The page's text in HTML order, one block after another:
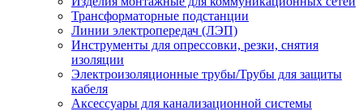
Трансформаторные подстанции
Линии электропередач (ЛЭП)
Инструменты для опрессовки, резки, снятия
изоляции
Электроизоляционные трубы/Трубы для защиты
кабеля
Аксессуары для канализационной системы